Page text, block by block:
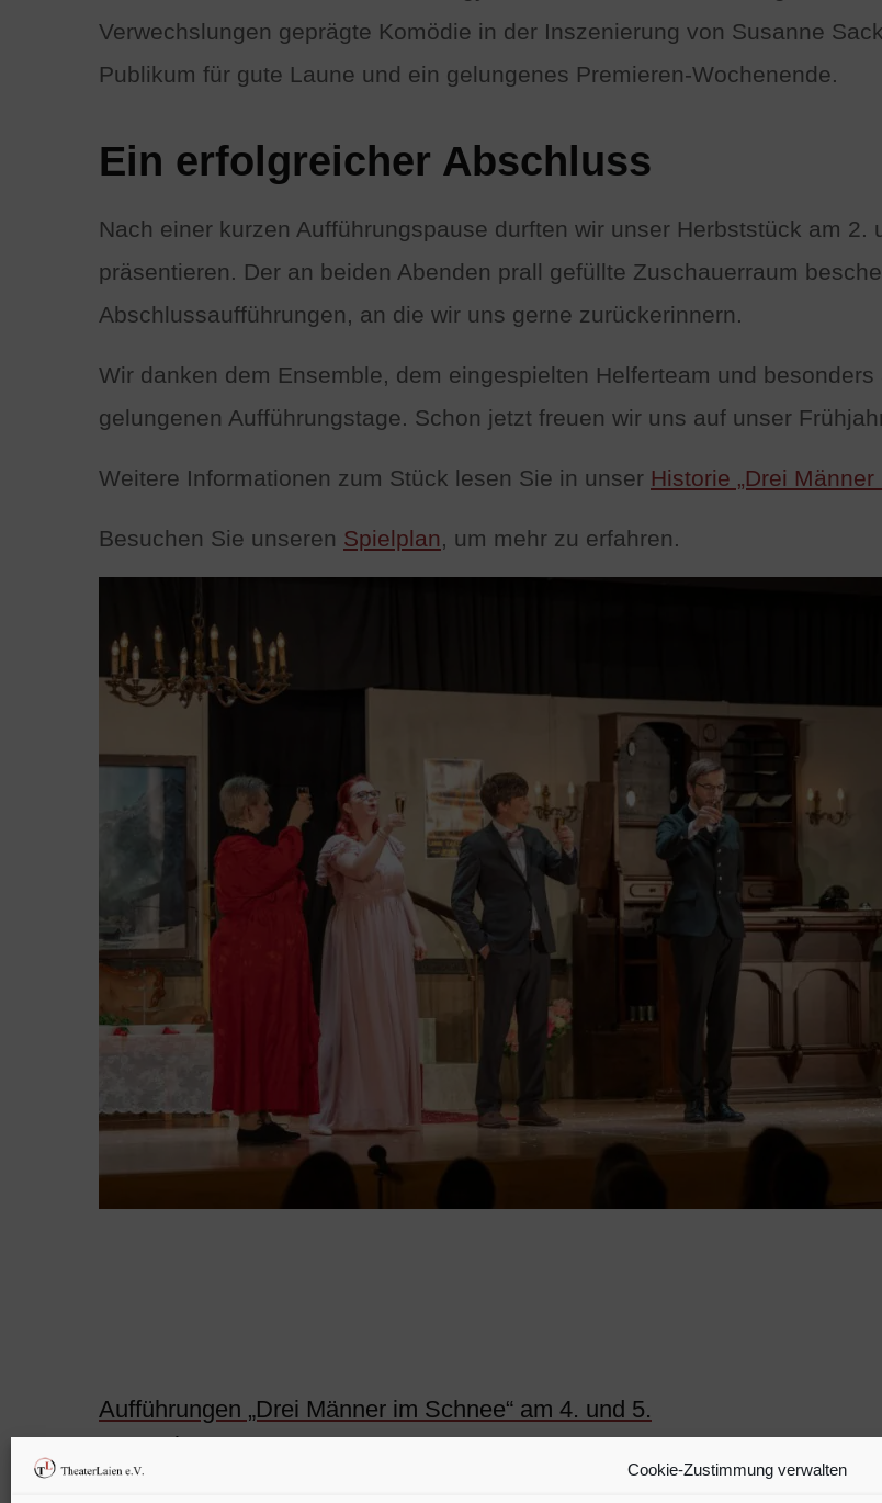
Cookie-Zustimmung verwalten
Verwechslungen geprägte Komödie in der Inszenierung von Susanne
Publikum für gute Laune und ein gelungenes Premieren-Wochenende.
Ein erfolgreicher Abschluss
Nach einer kurzen Aufführungspause durften wir unser Herbststück am 2.
präsentieren. Der an beiden Abenden prall gefüllte Zuschauerraum
Abschlussaufführungen, an die wir uns gerne zurückerinnern.
Wir danken dem Ensemble, dem eingespielten Helferteam und
gelungenen Aufführungstage. Schon jetzt freuen wir uns auf unser
Weitere Informationen zum Stück lesen Sie in unser Historie „Drei
Besuchen Sie unseren Spielplan , um mehr zu erfahren.
Aufführungen „Drei Männer im Schnee“ am 4. und 5.
November